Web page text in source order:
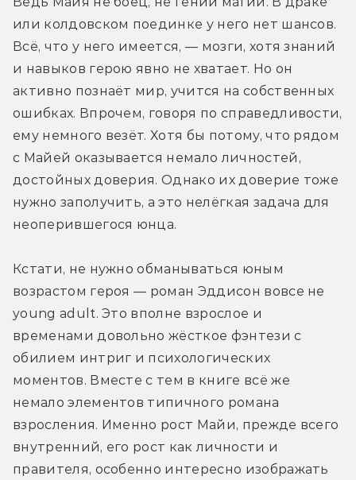
или колдовском поединке у него нет шансов.
Всё, что у него имеется, — мозги, хотя знаний
и навыков герою явно не хватает. Но он
активно познаёт мир, учится на собственных
ошибках. Впрочем, говоря по справедливости,
ему немного везёт. Хотя бы потому, что рядом
с Майей оказывается немало личностей,
достойных доверия. Однако их доверие тоже
нужно заполучить, а это нелёгкая задача для
неоперившегося юнца.
Кстати, не нужно обманываться юным
возрастом героя — роман Эддисон вовсе не
young adult. Это вполне взрослое и
временами довольно жёсткое фэнтези с
обилием интриг и психологических
моментов. Вместе с тем в книге всё же
немало элементов типичного романа
взросления. Именно рост Майи, прежде всего
внутренний, его рост как личности и
правителя, особенно интересно изображать